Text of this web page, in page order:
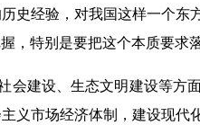
史经验，对我国这样一个
特别是要把这个本质要求
设、生态文明建设等方
义市场经济体制，建设现